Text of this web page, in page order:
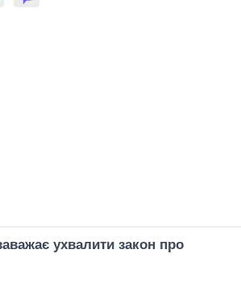
ухвалити закон про